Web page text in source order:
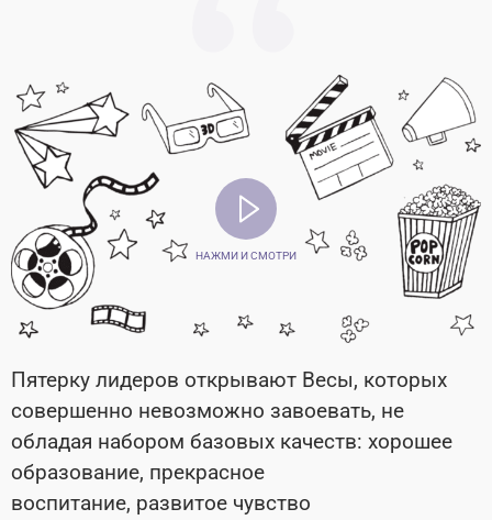
НАЖМИ И СМОТРИ
Пятерку лидеров открывают Весы, которых
совершенно невозможно завоевать, не
обладая набором базовых качеств: хорошее
образование, прекрасное
воспитание, развитое чувство